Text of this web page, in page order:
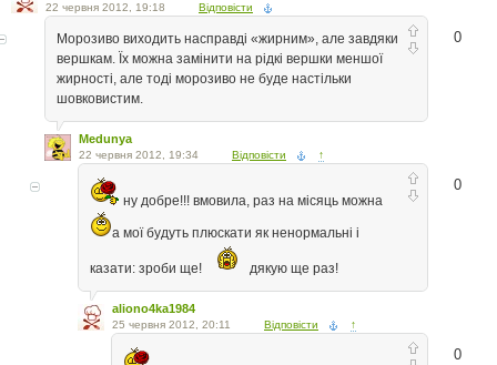
22 червня 2012, 19:18 Відповісти
0
Морозиво виходить насправді «жирним», але завдяки
вершкам. Їх можна замінити на рідкі вершки меншої
жирності, але тоді морозиво не буде настільки
шовковистим.
Medunya
22 червня 2012, 19:34 Відповісти ↑
0
ну добре!!! вмовила, раз на місяць можна
а мої будуть плюскати як ненормальні і
казати: зроби ще! дякую ще раз!
aliono4ka1984
25 червня 2012, 20:11 Відповісти ↑
0